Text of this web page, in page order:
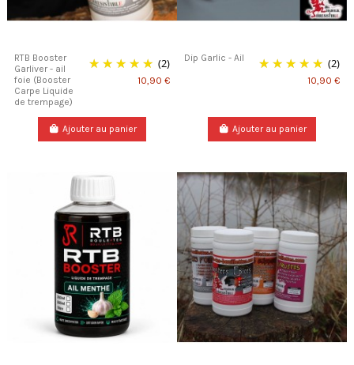
RTB Booster
Garliver - ail
foie (Booster
Carpe Liquide
de trempage)
(2)
10,90 €
Ajouter au panier
Dip Garlic - Ail (2)
10,90 €
Ajouter au panier